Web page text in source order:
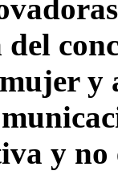
del
y
y